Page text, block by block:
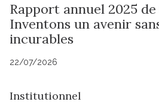
Rapport annuel 2025
Inventons un avenir
incurables
22/07/2026
Institutionnel